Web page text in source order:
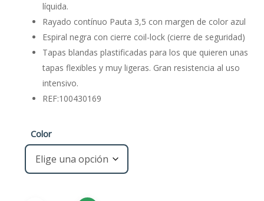
líquida.
Rayado contínuo Pauta 3,5 con margen de color azul
Espiral negra con cierre coil-lock (cierre de seguridad)
Tapas blandas plastificadas para los que quieren unas
tapas flexibles y muy ligeras. Gran resistencia al uso
intensivo.
REF:100430169
Color